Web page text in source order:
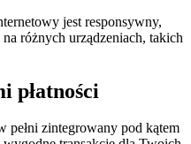
jest responsywny,
różnych urządzeniach, takich
płatności
zintegrowany pod kątem